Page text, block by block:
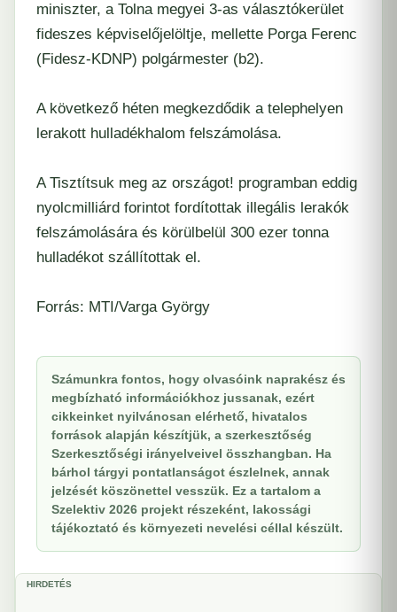
miniszter, a Tolna megyei 3-as választókerület
fideszes képviselőjelöltje, mellette Porga Ferenc
(Fidesz-KDNP) polgármester (b2).
A következő héten megkezdődik a telephelyen
lerakott hulladékhalom felszámolása.
A Tisztítsuk meg az országot! programban eddig
nyolcmilliárd forintot fordítottak illegális lerakók
felszámolására és körülbelül 300 ezer tonna
hulladékot szállítottak el.
Forrás: MTI/Varga György
Számunkra fontos, hogy olvasóink naprakész és
megbízható információkhoz jussanak, ezért
cikkeinket nyilvánosan elérhető, hivatalos
források alapján készítjük, a szerkesztőség
Szerkesztőségi irányelveivel összhangban. Ha
bárhol tárgyi pontatlanságot észlelnek, annak
jelzését köszönettel vesszük. Ez a tartalom a
Szelektiv 2026 projekt részeként, lakossági
tájékoztató és környezeti nevelési céllal készült.
HIRDETÉS